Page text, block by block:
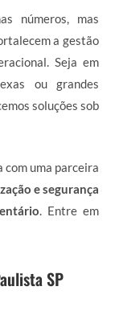
números, mas
a gestão
Seja em
ou grandes
soluções sob
com uma parceira
e segurança
. Entre em
SP